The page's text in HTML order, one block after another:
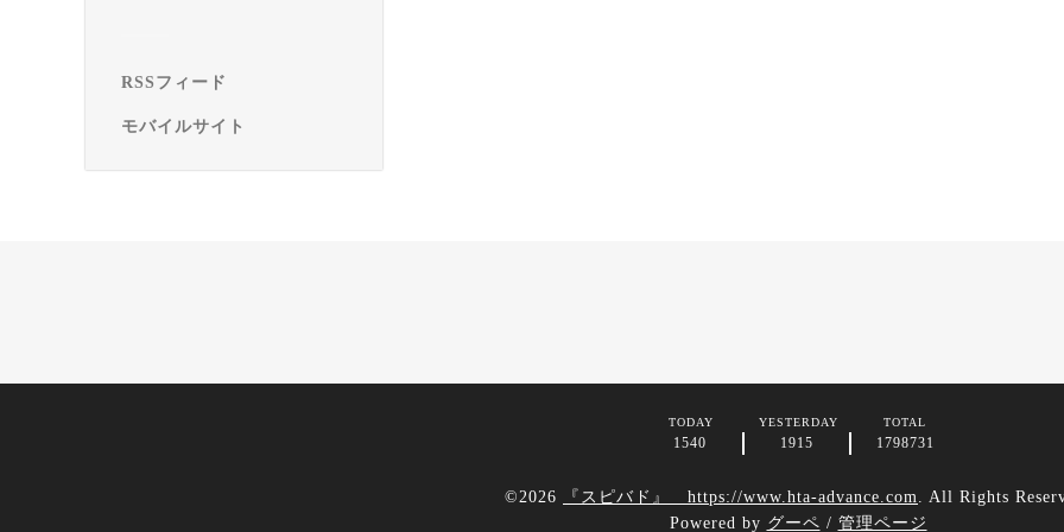
RSSフィード
モバイルサイト
TODAY
1540
YESTERDAY
1915
TOTAL
1798731
©2026 『スピバド』 https://www.hta-advance.com. All Rights
Powered by グーペ / 管理ページ